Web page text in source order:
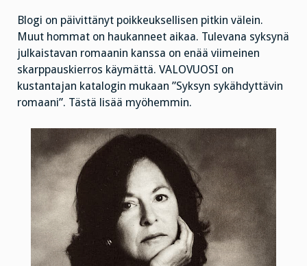
Blogi on päivittänyt poikkeuksellisen pitkin välein.
Muut hommat on haukanneet aikaa. Tulevana syksynä
julkaistavan romaanin kanssa on enää viimeinen
skarppauskierros käymättä. VALOVUOSI on
kustantajan katalogin mukaan ”Syksyn sykähdyttävin
romaani”. Tästä lisää myöhemmin.